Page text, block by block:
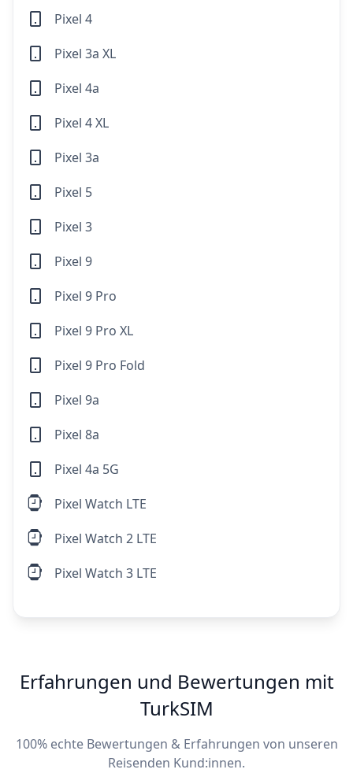
Pixel 4
Pixel 3a XL
Pixel 4a
Pixel 4 XL
Pixel 3a
Pixel 5
Pixel 3
Pixel 9
Pixel 9 Pro
Pixel 9 Pro XL
Pixel 9 Pro Fold
Pixel 9a
Pixel 8a
Pixel 4a 5G
Pixel Watch LTE
Pixel Watch 2 LTE
Pixel Watch 3 LTE
Erfahrungen und Bewertungen mit
TurkSIM
100% echte Bewertungen & Erfahrungen von unseren
Reisenden Kund:innen.